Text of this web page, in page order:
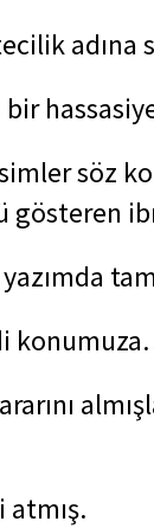
adına
söz
gösteren